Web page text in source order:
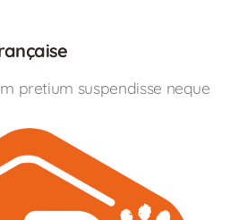
pretium suspendisse neque